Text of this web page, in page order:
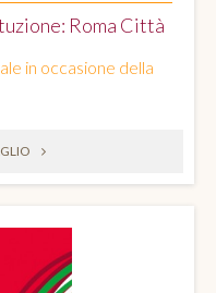
Roma Città
in occasione della